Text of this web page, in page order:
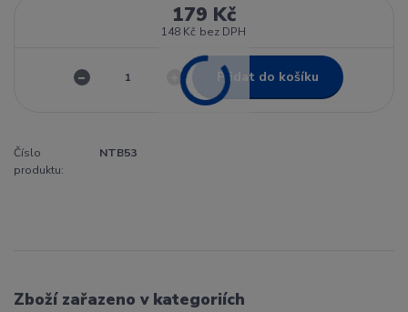
179 Kč
148 Kč bez DPH
Přidat do košíku
Číslo
produktu:
NTB53
Zboží zařazeno v kategoriích